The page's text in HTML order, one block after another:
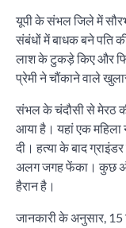
यूपी के संभल जिले में
संबंधों में बाधक बने पति
लाश के टुकड़े किए और
प्रेमी ने चौंकाने वाले
संभल के चंदौसी से मेरठ
आया है। यहां एक महिला
दी। हत्या के बाद
अलग जगह फेंका। कुछ अंग
हैरान है।
जानकारी के अनुसार, 15